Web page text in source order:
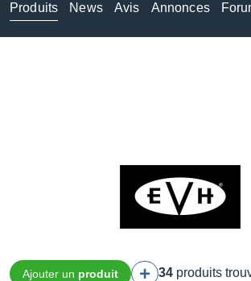
Produits
News Avis Annonces
Ajouter un produit 34 produits